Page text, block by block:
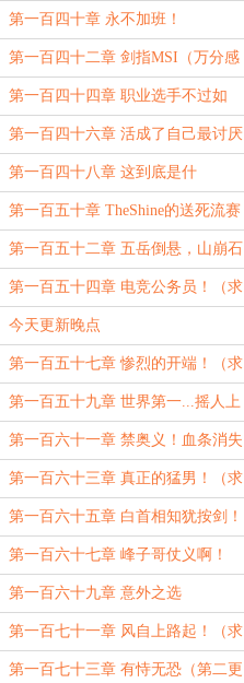
（求月票求订阅）
第一百四十章 永不加班！
第一百四十二章 剑指MSI（万分感
谢“小丑V”的盟主支持！）
第一百四十四章 职业选手不过如
此？
第一百四十六章 活成了自己最讨厌
的样子
第一百四十八章 这到底是什
么“书”？（大章求订阅求月票）
第一百五十章 TheShine的送死流赛
恩？（求月票求订阅）
第一百五十二章 五岳倒悬，山崩石
裂！（求月票求订阅）
第一百五十四章 电竞公务员！（求
月票求订阅）
今天更新晚点
第一百五十七章 惨烈的开端！（求
月票求订阅）
第一百五十九章 世界第一...摇人上
单！（下）求月票求订阅
第一百六十一章 禁奥义！血条消失
术！（求月票求订阅）
第一百六十三章 真正的猛男！（求
月票求订阅）
第一百六十五章 白首相知犹按剑！
（求月票求订阅）
第一百六十七章 峰子哥仗义啊！
（日常求订阅求月票）
第一百六十九章 意外之选
第一百七十一章 风自上路起！（求
月票求订阅）
第一百七十三章 有恃无恐（第二更